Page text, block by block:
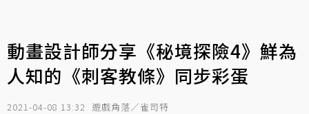
動畫設計師分享《秘境探險4》鮮為
人知的《刺客教條》同步彩蛋
2021-04-08 13:32 遊戲角落／雀司特